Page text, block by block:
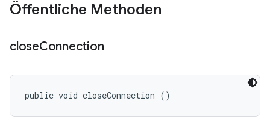
Öffentliche Methoden
closeConnection
public void closeConnection ()